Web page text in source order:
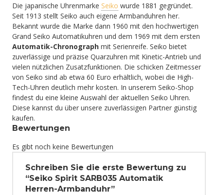
Die japanische Uhrenmarke Seiko wurde 1881 gegründet.
Seit 1913 stellt Seiko auch eigene Armbanduhren her.
Bekannt wurde die Marke dann 1960 mit den hochwertigen
Grand Seiko Automatikuhren und dem 1969 mit dem ersten
Automatik-Chronograph mit Serienreife. Seiko bietet
zuverlässige und präzise Quarzuhren mit Kinetic-Antrieb und
vielen nützlichen Zusatzfunktionen. Die schicken Zeitmesser
von Seiko sind ab etwa 60 Euro erhältlich, wobei die High-
Tech-Uhren deutlich mehr kosten. In unserem Seiko-Shop
findest du eine kleine Auswahl der aktuellen Seiko Uhren.
Diese kannst du über unsere zuverlässigen Partner günstig
kaufen.
Bewertungen
Es gibt noch keine Bewertungen
Schreiben Sie die erste Bewertung zu
“Seiko Spirit SARB035 Automatik
Herren-Armbanduhr”